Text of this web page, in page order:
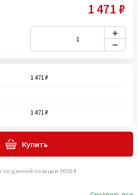
1 471 ₽
1 471 ₽
1 471 ₽
Купить
данной позиции 5000 ₽